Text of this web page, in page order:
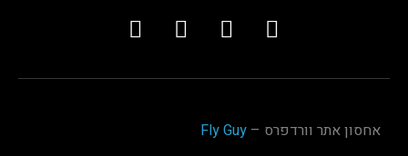
אחסון אתר וורדפרס – Fly Guy